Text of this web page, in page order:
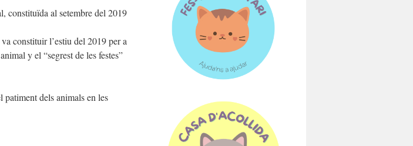
constituïda al setembre del 2019
constituir l’estiu del 2019 per a
y el “segrest de les festes”
dels animals en les